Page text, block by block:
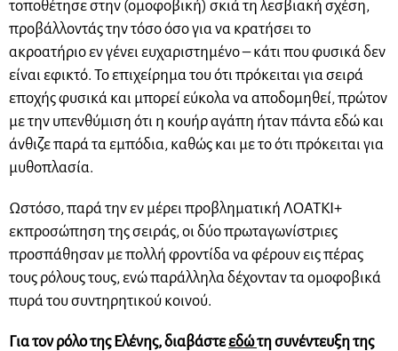
τοποθέτησε στην (ομοφοβική) σκιά τη λεσβιακή σχέση,
προβάλλοντάς την τόσο όσο για να κρατήσει το
ακροατήριο εν γένει ευχαριστημένο – κάτι που φυσικά δεν
είναι εφικτό. Το επιχείρημα του ότι πρόκειται για σειρά
εποχής φυσικά και μπορεί εύκολα να αποδομηθεί, πρώτον
με την υπενθύμιση ότι η κουήρ αγάπη ήταν πάντα εδώ και
άνθιζε παρά τα εμπόδια, καθώς και με το ότι πρόκειται για
μυθοπλασία.
Ωστόσο, παρά την εν μέρει προβληματική ΛΟΑΤΚΙ+
εκπροσώπηση της σειράς, οι δύο πρωταγωνίστριες
προσπάθησαν με πολλή φροντίδα να φέρουν εις πέρας
τους ρόλους τους, ενώ παράλληλα δέχονταν τα ομοφοβικά
πυρά του συντηρητικού κοινού.
Για τον ρόλο της Ελένης, διαβάστεεδώτη συνέντευξη της